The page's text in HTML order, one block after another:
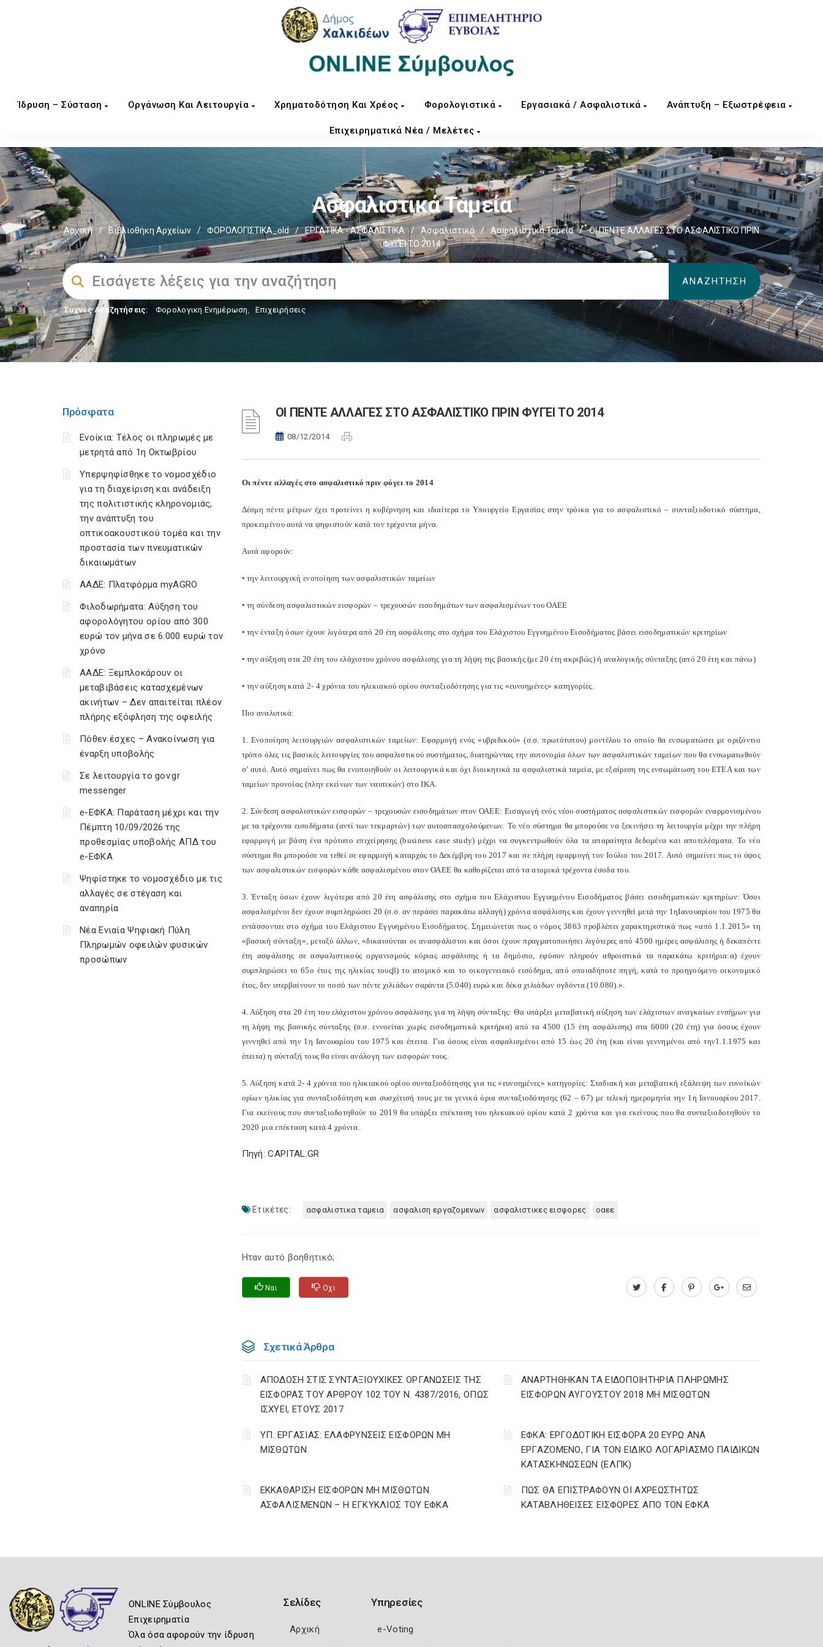
Ίδρυση – Σύσταση Οργάνωση Και Λειτουργία Χρηματοδότηση Και Χρέος Φορολογιστικά Εργασιακά / Ασφαλιστικά Ανάπτυξη – Εξωστρέφεια
Επιχειρηματικά Νέα / Μελέτες
Ασφαλιστικά Ταμεία
Αρχική / Βιβλιοθήκη Αρχείων / ΦΟΡΟΛΟΓΙΣΤΙΚΑ_old / ΕΡΓΑΤΙΚΑ - ΑΣΦΑΛΙΣΤΙΚΑ / Ασφαλιστικά / Ασφαλιστικά Ταμεία /
OΙ ΠΕΝΤΕ ΑΛΛΑΓΕΣ ΣΤΟ ΑΣΦΑΛΙΣΤΙΚΟ ΠΡΙΝ
ΦΥΓΕΙ ΤΟ 2014
Συχνές Αναζητήσεις: Φορολογικη Ενημέρωση, Επιχειρήσεις
Πρόσφατα
Ενοίκια: Τέλος οι πληρωμές με
μετρητά από 1η Οκτωβρίου
Υπερψηφίσθηκε το νομοσχέδιο
για τη διαχείριση και ανάδειξη
της πολιτιστικής κληρονομιάς,
την ανάπτυξη του
οπτικοακουστικού τομέα και την
προστασία των πνευματικών
δικαιωμάτων
ΑΑΔΕ: Πλατφόρμα myAGRO
Φιλοδωρήματα: Αύξηση του
αφορολόγητου ορίου από 300
ευρώ τον μήνα σε 6.000 ευρώ τον
χρόνο
ΑΑΔΕ: Ξεμπλοκάρουν οι
μεταβιβάσεις κατασχεμένων
ακινήτων – Δεν απαιτείται πλέον
πλήρης εξόφληση της οφειλής
Πόθεν έσχες – Ανακοίνωση για
έναρξη υποβολής
Σε λειτουργία το gov.gr
messenger
e-ΕΦΚΑ: Παράταση μέχρι και την
Πέμπτη 10/09/2026 της
προθεσμίας υποβολής ΑΠΔ του
e-ΕΦΚΑ
Ψηφίστηκε το νομοσχέδιο με τις
αλλαγές σε στέγαση και
αναπηρία
Νέα Ενιαία Ψηφιακή Πύλη
Πληρωμών οφειλών φυσικών
προσώπων
OΙ ΠΕΝΤΕ ΑΛΛΑΓΕΣ ΣΤΟ ΑΣΦΑΛΙΣΤΙΚΟ ΠΡΙΝ ΦΥΓΕΙ ΤΟ 2014
08/12/2014
Oι πέντε αλλαγές στο ασφαλιστικό πριν φύγει το 2014
Δέσμη πέντε μέτρων έχει προτείνει η κυβέρνηση και ιδιαίτερα το Υπουργείο Εργασίας στην τρόικα για το ασφαλιστικό – συνταξιοδοτικό σύστημα,
προκειμένου αυτά να ψηφιστούν κατά τον τρέχοντα μήνα.
Αυτά αφορούν:
• την λειτουργική ενοποίηση των ασφαλιστικών ταμείων
• τη σύνδεση ασφαλιστικών εισφορών – τρεχουσών εισοδημάτων των ασφαλισμένων του ΟΑΕΕ
• την ένταξη όσων έχουν λιγότερα από 20 έτη ασφάλισης στο σχήμα του Ελάχιστου Εγγυημένου Εισοδήματος βάσει εισοδηματικών κριτηρίων
• την αύξηση στα 20 έτη του ελάχιστου χρόνου ασφάλισης για τη λήψη της βασικής (με 20 έτη ακριβώς) ή αναλογικής σύνταξης (από 20 έτη και πάνω)
• την αύξηση κατά 2- 4 χρόνια του ηλικιακού ορίου συνταξιοδότησης για τις «ευνοημένες» κατηγορίες.
Πιο αναλυτικά:
1. Ενοποίηση λειτουργιών ασφαλιστικών ταμείων: Εφαρμογή ενός «υβριδικού» (σ.σ. πρωτότυπου) μοντέλου το οποίο θα ενσωματώσει με οριζόντιο
τρόπο όλες τις βασικές λειτουργίες του ασφαλιστικού συστήματος, διατηρώντας την αυτονομία όλων των ασφαλιστικών ταμείων που θα ενσωματωθούν
σ’ αυτό. Αυτό σημαίνει πως θα ενοποιηθούν οι λειτουργικά και όχι διοικητικά τα ασφαλιστικά ταμεία, με εξαίρεση της ενσωμάτωση του ΕΤΕΑ και των
ταμείων προνοίας (πλην εκείνων των ναυτικών) στο ΙΚΑ.
2. Σύνδεση ασφαλιστικών εισφορών – τρεχουσών εισοδημάτων στον ΟΑΕΕ: Εισαγωγή ενός νέου συστήματος ασφαλιστικών εισφορών εναρμονισμένου
με τα τρέχοντα εισοδήματα (αντί των τεκμαρτών) των αυτοαπασχολούμενων. Το νέο σύστημα θα μπορούσε να ξεκινήσει τη λειτουργία μέχρι την πλήρη
εφαρμογή με βάση ένα πρότυπο επιχείρησης (business case study) μέχρι να συγκεντρωθούν όλα τα απαραίτητα δεδομένα και αποτελέσματα. Το νέο
σύστημα θα μπορούσε να τεθεί σε εφαρμογή καταρχάς το Δεκέμβρη του 2017 και σε πλήρη εφαρμογή τον Ιούλιο του 2017. Αυτό σημαίνει πως το ύψος
των ασφαλιστικών εισφορών κάθε ασφαλισμένου στον ΟΑΕΕ θα καθορίζεται από τα ατομικά τρέχοντα έσοδα του.
3. Ένταξη όσων έχουν λιγότερα από 20 έτη ασφάλισης στο σχήμα του Ελάχιστου Εγγυημένου Εισοδήματος βάσει εισοδηματικών κριτηρίων: Όσοι
ασφαλισμένοι δεν έχουν συμπληρώσει 20 (σ.σ. αν περάσει παρακάτω αλλαγή) χρόνια ασφάλισης και έχουν γεννηθεί μετά την 1ηΙανουαρίου του 1975 θα
εντάσσονται στο σχήμα του Ελάχιστου Εγγυημένου Εισοδήματος. Σημειώνεται πως ο νόμος 3863 προβλέπει χαρακτηριστικά πως «από 1.1.2015» τη
«βασική σύνταξη», μεταξύ άλλων, «δικαιούνται οι ανασφάλιστοι και όσοι έχουν πραγματοποιήσει λιγότερες από 4500 ημέρες ασφάλισης ή δεκαπέντε
έτη ασφάλισης σε ασφαλιστικούς οργανισμούς κύριας ασφάλισης ή το δημόσιο, εφόσον πληρούν αθροιστικά τα παρακάτω κριτήρια:α) έχουν
συμπληρώσει το 65ο έτος της ηλικίας τουςβ) το ατομικό και το οικογενειακό εισόδημα, από οποιαδήποτε πηγή, κατά το προηγούμενο οικονομικό
έτος, δεν υπερβαίνουν το ποσό των πέντε χιλιάδων σαράντα (5.040) ευρώ και δέκα χιλιάδων ογδόντα (10.080).».
4. Αύξηση στα 20 έτη του ελάχιστου χρόνου ασφάλισης για τη λήψη σύνταξης: Θα υπάρξει μεταβατική αύξηση των ελάχιστων αναγκαίων ενσήμων για
τη λήψη της βασικής σύνταξης (σ.σ. εννοείται χωρίς εισοδηματικά κριτήρια) από τα 4500 (15 έτη ασφάλισης) στα 6000 (20 έτη) για όσους έχουν
γεννηθεί από την 1η Ιανουαρίου του 1975 και έπειτα. Για όσους είναι ασφαλισμένοι από 15 έως 20 έτη (και είναι γεννημένοι από την1.1.1975 και
έπειτα) η σύνταξή τους θα είναι ανάλογη των εισφορών τους.
5. Αύξηση κατά 2- 4 χρόνια του ηλικιακού ορίου συνταξιοδότησης για τις «ευνοημένες» κατηγορίες: Σταδιακή και μεταβατική εξάλειψη των ευνοϊκών
ορίων ηλικίας για συνταξιοδότηση και συσχέτισή τους με τα γενικά όρια συνταξιοδότησης (62 – 67) με τελική ημερομηνία την 1η Ιανουαρίου 2017.
Για εκείνους που συνταξιοδοτηθούν το 2019 θα υπάρξει επέκταση του ηλικιακού ορίου κατά 2 χρόνια και για εκείνους που θα συνταξιοδοτηθούν το
2020 μια επέκταση κατά 4 χρόνια.
Πηγή: CAPITAL.GR
Ετικέτες: ασφαλιστικα ταμεια ασφαλιση εργαζομενων ασφαλιστικες εισφορες οαεε
Ηταν αυτό βοηθητικό;
Ναι Οχι
Σχετικά Άρθρα
ΑΠΟΔΟΣΗ ΣΤΙΣ ΣΥΝΤΑΞΙΟΥΧΙΚΕΣ ΟΡΓΑΝΩΣΕΙΣ ΤΗΣ
ΕΙΣΦΟΡΑΣ ΤΟΥ ΑΡΘΡΟΥ 102 ΤΟΥ Ν. 4387/2016, ΟΠΩΣ
ΙΣΧΥΕΙ, ΕΤΟΥΣ 2017
ΑΝΑΡΤΗΘΗΚΑΝ ΤΑ ΕΙΔΟΠΟΙΗΤΗΡΙΑ ΠΛΗΡΩΜΗΣ
ΕΙΣΦΟΡΩΝ ΑΥΓΟΥΣΤΟΥ 2018 ΜΗ ΜΙΣΘΩΤΩΝ
ΥΠ. ΕΡΓΑΣΙΑΣ: ΕΛΑΦΡΥΝΣΕΙΣ ΕΙΣΦΟΡΩΝ ΜΗ
ΜΙΣΘΩΤΩΝ
ΕΦΚΑ: ΕΡΓΟΔΟΤΙΚΗ ΕΙΣΦΟΡΑ 20 ΕΥΡΩ ΑΝΑ
ΕΡΓΑΖΟΜΕΝΟ, ΓΙΑ ΤΟΝ ΕΙΔΙΚΟ ΛΟΓΑΡΙΑΣΜΟ ΠΑΙΔΙΚΩΝ
ΚΑΤΑΣΚΗΝΩΣΕΩΝ (ΕΛΠΚ)
ΕΚΚΑΘΑΡΙΣΗ ΕΙΣΦΟΡΩΝ ΜΗ ΜΙΣΘΩΤΩΝ
ΑΣΦΑΛΙΣΜΕΝΩΝ – Η ΕΓΚΥΚΛΙΟΣ ΤΟΥ ΕΦΚΑ
ΠΩΣ ΘΑ ΕΠΙΣΤΡΑΦΟΥΝ ΟΙ ΑΧΡΕΩΣΤΗΤΩΣ
ΚΑΤΑΒΛΗΘΕΙΣΕΣ ΕΙΣΦΟΡΕΣ ΑΠΟ ΤΟΝ ΕΦΚΑ
ONLINE Σύμβουλος
Επιχειρηματία
Όλα όσα αφορούν την ίδρυση
Σελίδες
Αρχική
Υπηρεσίες
e-Voting